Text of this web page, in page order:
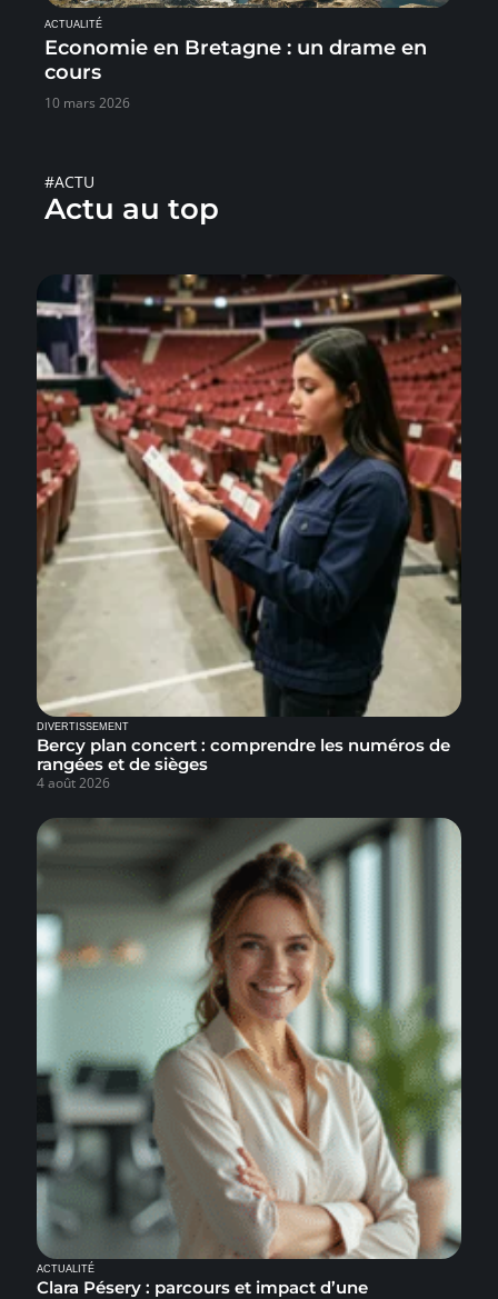
ACTUALITÉ
Economie en Bretagne : un drame en
cours
10 mars 2026
#ACTU
Actu au top
DIVERTISSEMENT
Bercy plan concert : comprendre les numéros de
rangées et de sièges
4 août 2026
ACTUALITÉ
Clara Pésery : parcours et impact d’une